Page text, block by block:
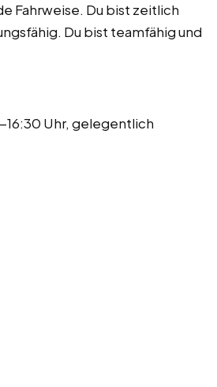
Fahrweise. Du bist zeitlich
Du bist teamfähig und
Uhr, gelegentlich